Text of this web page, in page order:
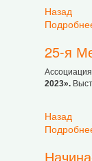
Назад
25-я
2023».
Назад